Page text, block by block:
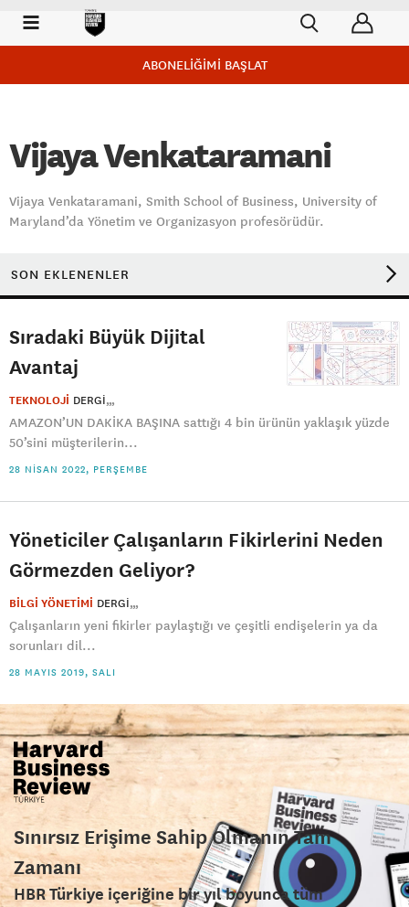
ABONELİĞİMİ BAŞLAT
Vijaya Venkataramani
Vijaya Venkataramani, Smith School of Business, University of
Maryland’da Yönetim ve Organizasyon profesörüdür.
SON EKLENENLER
Sıradaki Büyük Dijital
Avantaj
TEKNOLOJİ DERGI
AMAZON’UN DAKİKA BAŞINA sattığı 4 bin ürünün yaklaşık yüzde
50’sini müşterilerin...
28 NISAN 2022, PERŞEMBE
Yöneticiler Çalışanların Fikirlerini Neden
Görmezden Geliyor?
BİLGİ YÖNETİMİ DERGI
Çalışanların yeni fikirler paylaştığı ve çeşitli endişelerin ya da
sorunları dil...
28 MAYIS 2019, SALI
Sınırsız Erişime Sahip Olmanın Tam
Zamanı
HBR Türkiye içeriğine bir yıl boyunca tüm